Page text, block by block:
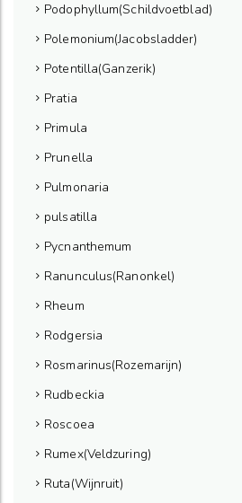
Podophyllum(Schildvoetblad)
Polemonium(Jacobsladder)
Potentilla(Ganzerik)
Pratia
Primula
Prunella
Pulmonaria
pulsatilla
Pycnanthemum
Ranunculus(Ranonkel)
Rheum
Rodgersia
Rosmarinus(Rozemarijn)
Rudbeckia
Roscoea
Rumex(Veldzuring)
Ruta(Wijnruit)